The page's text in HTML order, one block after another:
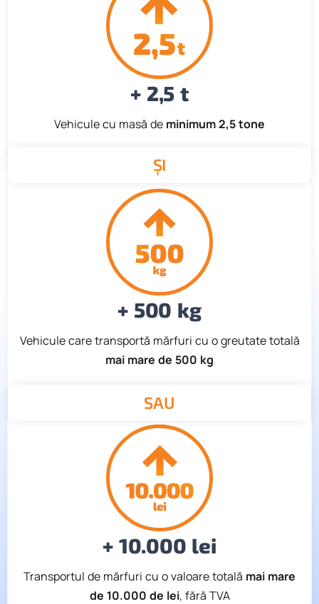
+ 2,5 t
Vehicule cu masă de minimum 2,5 tone
ȘI
+ 500 kg
Vehicule care transportă mărfuri cu o greutate totală
mai mare de 500 kg
+ 10.000 lei
Transportul de mărfuri cu o valoare totală mai mare
de 10.000 de lei, fără TVA
SAU